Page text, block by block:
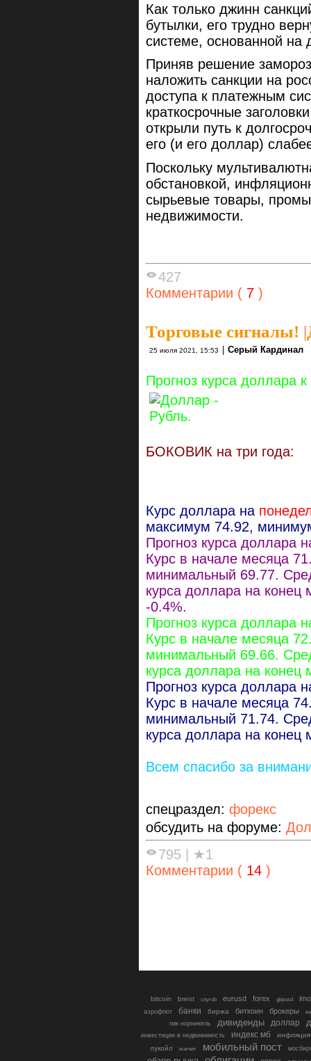
Как только джинн
бутылки, его трудно
системе, основанной
Приняв решение
наложить санкции на
доступа к платежным
краткосрочные
открыли путь к
его (и его доллар)
Поскольку
обстановкой,
сырьевые товары,
недвижимости.
427
Комментарии ( 7 )
Торговые сигналы! |
25 июля 2021, 15:53 | Серый Кардинал
Прогноз курса доллара
БОКОВИК на три года:
Курс доллара на
максимум 74.92,
Прогноз курса доллара
Курс в начале месяца
минимальный 69.77.
курса доллара на конец
-0.4%.
Прогноз курса доллара
Курс в начале месяца
минимальный 69.66.
курса доллара на конец
Прогноз курса доллара
Курс в начале месяца
минимальный 71.74.
курса доллара на конец
Всем спасибо за
спецраздел: форекс
обсудить на форуме:
795
★1
Комментарии ( 14 )
bitcoin brent cnyrub eurusd forex gbpusd
аэрофлот банки биржа биткоин брокеры
гмк норникель
дивиденды доллар
инвестиции в недвижимость индекс мб
инфляция
лукойл
магнит мобильный пост